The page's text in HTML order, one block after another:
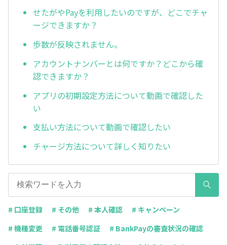
せたがやPayを利用したいのですが、どこでチャ
ージできますか？
歩数が反映されません。
アカウントナンバーとは何ですか？どこから確
認できますか？
アプリの初期設定方法について動画で確認した
い
支払い方法について動画で確認したい
チャージ方法について詳しく知りたい
# 口座登録 # その他 # 本人確認
# キャンペーン
# 機種変更
# 電話番号認証
# BankPayの審査状況の確認